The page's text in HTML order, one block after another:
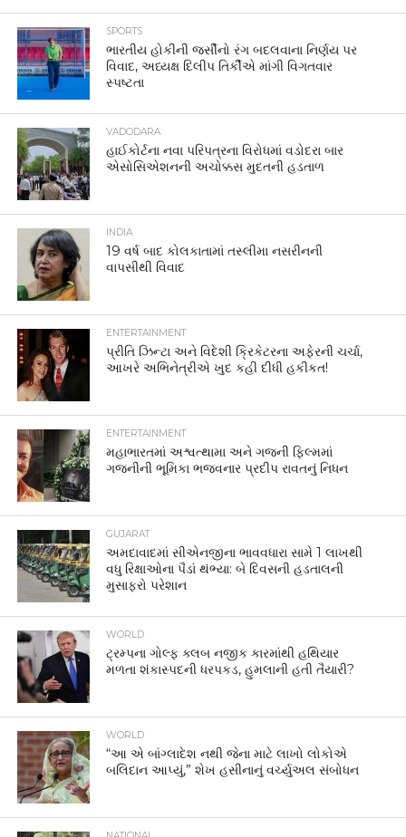
SPORTS
ભારતીય હોકીની જર્સીનો રંગ બદલવાના નિર્ણય પર
વિવાદ, અધ્યક્ષ દિલીપ તિર્કીએ માંગી વિગતવાર
સ્પષ્ટતા
VADODARA
હાઈકોર્ટના નવા પરિપત્રના વિરોધમાં વડોદરા બાર
એસોસિએશનની અચોક્કસ મુદતની હડતાળ
INDIA
19 વર્ષ બાદ કોલકાતામાં તસ્લીમા નસરીનની
વાપસીથી વિવાદ
ENTERTAINMENT
પ્રીતિ ઝિન્ટા અને વિદેશી ક્રિકેટરના અફેરની ચર્ચા,
આખરે અભિનેત્રીએ ખુદ કહી દીધી હકીકત!
ENTERTAINMENT
મહાભારતમાં અશ્વત્થામા અને ગજની ફિલ્મમાં
ગજનીની ભૂમિકા ભજવનાર પ્રદીપ રાવતનું નિધન
GUJARAT
અમદાવાદમાં સીએનજીના ભાવવધારા સામે 1 લાખથી
વધુ રિક્ષાઓના પૈડાં થંભ્યા: બે દિવસની હડતાલની
મુસાફરો પરેશાન
WORLD
ટ્રમ્પના ગોલ્ફ ક્લબ નજીક કારમાંથી હથિયાર
મળતા શંકાસ્પદની ધરપકડ, હુમલાની હતી તૈયારી?
WORLD
“આ એ બાંગ્લાદેશ નથી જેના માટે લાખો લોકોએ
બલિદાન આપ્યું,” શેખ હસીનાનું વર્ચ્યુઅલ સંબોધન